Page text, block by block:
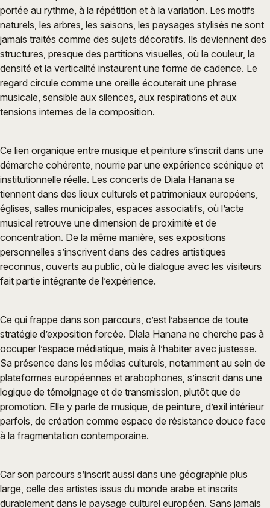
portée au rythme, à la répétition et à la variation. Les motifs
naturels, les arbres, les saisons, les paysages stylisés ne sont
jamais traités comme des sujets décoratifs. Ils deviennent des
structures, presque des partitions visuelles, où la couleur, la
densité et la verticalité instaurent une forme de cadence. Le
regard circule comme une oreille écouterait une phrase
musicale, sensible aux silences, aux respirations et aux
tensions internes de la composition.
Ce lien organique entre musique et peinture s’inscrit dans une
démarche cohérente, nourrie par une expérience scénique et
institutionnelle réelle. Les concerts de Diala Hanana se
tiennent dans des lieux culturels et patrimoniaux européens,
églises, salles municipales, espaces associatifs, où l’acte
musical retrouve une dimension de proximité et de
concentration. De la même manière, ses expositions
personnelles s’inscrivent dans des cadres artistiques
reconnus, ouverts au public, où le dialogue avec les visiteurs
fait partie intégrante de l’expérience.
Ce qui frappe dans son parcours, c’est l’absence de toute
stratégie d’exposition forcée. Diala Hanana ne cherche pas à
occuper l’espace médiatique, mais à l’habiter avec justesse.
Sa présence dans les médias culturels, notamment au sein de
plateformes européennes et arabophones, s’inscrit dans une
logique de témoignage et de transmission, plutôt que de
promotion. Elle y parle de musique, de peinture, d’exil intérieur
parfois, de création comme espace de résistance douce face
à la fragmentation contemporaine.
Car son parcours s’inscrit aussi dans une géographie plus
large, celle des artistes issus du monde arabe et inscrits
durablement dans le paysage culturel européen. Sans jamais